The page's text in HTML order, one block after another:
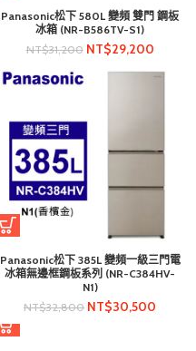
Panasonic松下 580L 變頻 雙門 鋼板
冰箱 (NR-B586TV-S1)
NT$31,200 NT$29,200
Panasonic松下 385L 變頻一級三門電
冰箱無邊框鋼板系列 (NR-C384HV-
N1)
NT$32,800 NT$30,500